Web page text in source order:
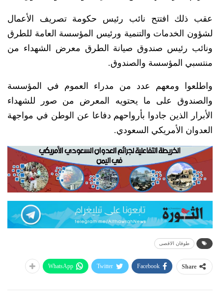
عقب ذلك افتتح نائب رئيس حكومة تصريف الأعمال
لشؤون الخدمات والتنمية ورئيس المؤسسة العامة للطرق
ونائب رئيس صندوق صيانة الطرق معرض الشهداء من
منتسبي المؤسسة والصندوق.
واطلعوا ومعهم عدد من مدراء العموم في المؤسسة
والصندوق على ما يحتويه المعرض من صور للشهداء
الأبرار الذين جادوا بأرواحهم دفاعا عن الوطن في مواجهة
العدوان الأمريكي السعودي.
طوفان الاقصى
Share
Facebook
Twitter
WhatsApp